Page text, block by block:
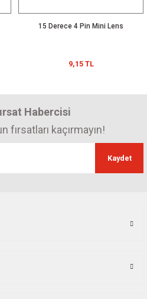
15 Derece 4 Pin Mini Lens
9,15 TL
Habercisi
fırsatları kaçırmayın!
Kaydet